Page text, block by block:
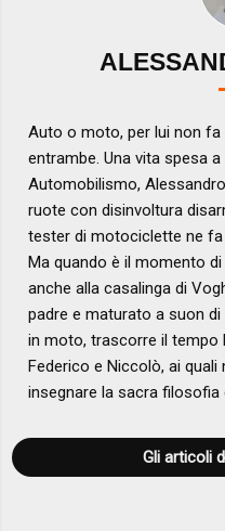
Auto o moto, per lui non
entrambe. Una vita spesa
Automobilismo,
ruote con disinvoltura
tester di motociclette ne
Ma quando è il momento
anche alla casalinga di
padre e maturato a suon
in moto, trascorre il tempo
Federico e Niccolò, ai
insegnare la sacra
Gli articoli